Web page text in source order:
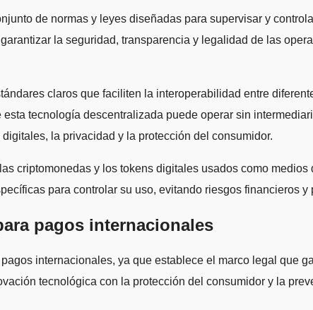
de normas y leyes diseñadas para supervisar y
la seguridad, transparencia y legalidad de las
claros que faciliten la interoperabilidad entre
tecnología descentralizada puede operar sin
la privacidad y la protección del consumidor.
criptomonedas y los tokens digitales usados como
para controlar su uso, evitando riesgos financieros
pagos internacionales
internacionales, ya que establece el marco legal que
tecnológica con la protección del consumidor y la